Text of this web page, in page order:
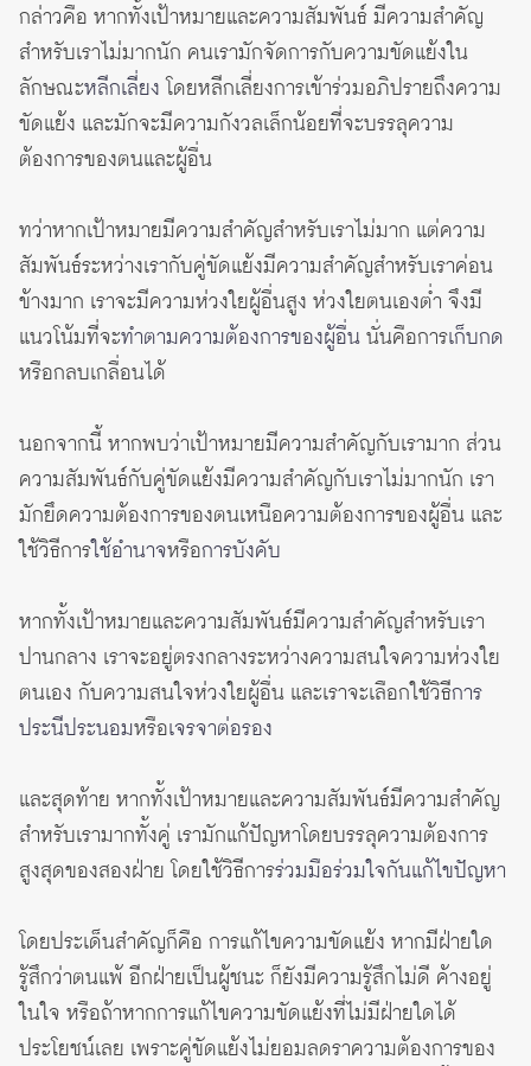
กล่าวคือ หากทั้งเป้าหมายและความสัมพันธ์ มีความสำคัญ
สำหรับเราไม่มากนัก คนเรามักจัดการกับความขัดแย้งใน
ลักษณะหลีกเลี่ยงโดยหลีกเลี่ยงการเข้าร่วมอภิปรายถึงความ
ขัดแย้ง และมักจะมีความกังวลเล็กน้อยที่จะบรรลุความ
ต้องการของตนและผู้อื่น
ทว่าหากเป้าหมายมีความสำคัญสำหรับเราไม่มาก แต่ความ
สัมพันธ์ระหว่างเรากับคู่ขัดแย้งมีความสำคัญสำหรับเราค่อน
ข้างมาก เราจะมีความห่วงใยผู้อื่นสูง ห่วงใยตนเองต่ำ จึงมี
แนวโน้มที่จะทำตามความต้องการของผู้อื่นนั่นคือการเก็บกด
หรือกลบเกลื่อนได้
นอกจากนี้ หากพบว่าเป้าหมายมีความสำคัญกับเรามาก ส่วน
ความสัมพันธ์กับคู่ขัดแย้งมีความสำคัญกับเราไม่มากนัก เรา
มักยึดความต้องการของตนเหนือความต้องการของผู้อื่น และ
ใช้วิธีการใช้อำนาจหรือการบังคับ
หากทั้งเป้าหมายและความสัมพันธ์มีความสำคัญสำหรับเรา
ปานกลาง เราจะอยู่ตรงกลางระหว่างความสนใจความห่วงใย
ตนเอง กับความสนใจห่วงใยผู้อื่น และเราจะเลือกใช้วิธีการ
ประนีประนอมหรือเจรจาต่อรอง
และสุดท้าย หากทั้งเป้าหมายและความสัมพันธ์มีความสำคัญ
สำหรับเรามากทั้งคู่ เรามักแก้ปัญหาโดยบรรลุความต้องการ
สูงสุดของสองฝ่าย โดยใช้วิธีการร่วมมือร่วมใจกันแก้ไขปัญหา
โดยประเด็นสำคัญก็คือ การแก้ไขความขัดแย้ง หากมีฝ่ายใด
รู้สึกว่าตนแพ้ อีกฝ่ายเป็นผู้ชนะ ก็ยังมีความรู้สึกไม่ดี ค้างอยู่
ในใจ หรือถ้าหากการแก้ไขความขัดแย้งที่ไม่มีฝ่ายใดได้
ประโยชน์เลย เพราะคู่ขัดแย้งไม่ยอมลดราความต้องการของ